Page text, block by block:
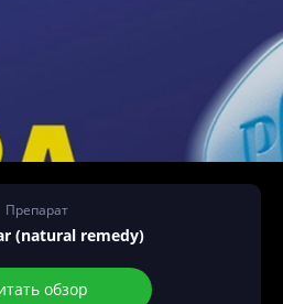
Препарат
(natural remedy)
обзор